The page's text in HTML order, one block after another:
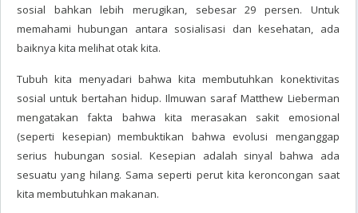
sosial bahkan lebih merugikan, sebesar 29 persen. Untuk
memahami hubungan antara sosialisasi dan kesehatan, ada
baiknya kita melihat otak kita.
Tubuh kita menyadari bahwa kita membutuhkan konektivitas
sosial untuk bertahan hidup. Ilmuwan saraf Matthew Lieberman
mengatakan fakta bahwa kita merasakan sakit emosional
(seperti kesepian) membuktikan bahwa evolusi menganggap
serius hubungan sosial. Kesepian adalah sinyal bahwa ada
sesuatu yang hilang. Sama seperti perut kita keroncongan saat
kita membutuhkan makanan.